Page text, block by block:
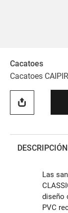
Cacatoes
Cacatoes
DESCRIPCIÓN
Las
diseño
PVC